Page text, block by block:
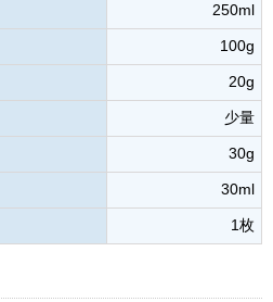
250ml
100g
20g
少量
30g
30ml
1枚